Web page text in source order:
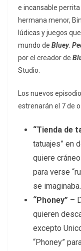
e incansable
hermana menor,
lúdicas y juegos
mundo de Bluey.
por el creador de
Studio.
Los nuevos
estrenarán el 7 de
“Tienda de
tatuajes” en
quiere
para verse
se imaginaba.
“Phoney” –
quieren
excepto
“Phoney”